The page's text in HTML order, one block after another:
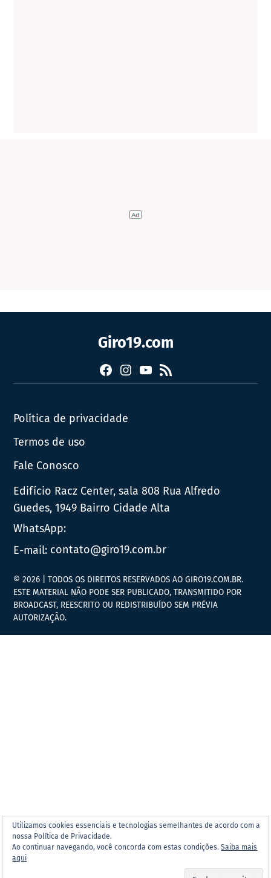
Giro19.com
FacebookInstagram
YouTube
RSS
Política de privacidade
Termos de uso
Fale Conosco
Edifício Racz Center, sala 808 Rua Alfredo
Guedes, 1949 Bairro Cidade Alta
WhatsApp:
E-mail: contato@giro19.com.br
Utilizamos cookies essenciais e tecnologias semelhantes de acordo com a
nossa Política de Privacidade.
Ao continuar navegando, você concorda com estas condições.Saiba mais
aqui
© 2026 | TODOS OS DIREITOS RESERVADOS AO GIRO19.COM.BR.
ESTE MATERIAL NÃO PODE SER PUBLICADO, TRANSMITIDO POR
BROADCAST, REESCRITO OU REDISTRIBUÍDO SEM PRÉVIA
AUTORIZAÇÃO.